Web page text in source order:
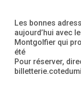
Les bonnes
aujourd’hui avec
Montgolfier qui
été
Pour réserver,